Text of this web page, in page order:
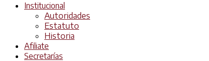
Institucional
Autoridades
Estatuto
Historia
Afiliate
Secretarías